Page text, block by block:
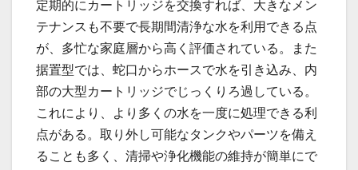
定期的にカートリッジを交換すれば、大きなメン
テナンスも不要で長期間清浄な水を利用できる点
が、多忙な家庭層から高く評価されている。また
据置型では、蛇口からホースで水を引き込み、内
部の大型カートリッジでじっくりろ過している。
これにより、より多くの水を一度に処理できる利
点がある。取り外し可能なタンクやパーツを備え
ることも多く、清掃や浄化機能の維持が簡単にで